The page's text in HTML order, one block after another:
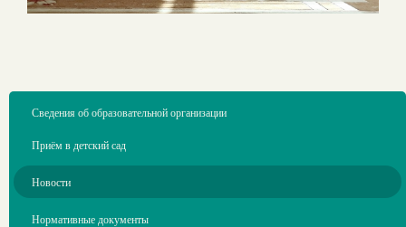
Сведения об образовательной организации
Приём в детский сад
Новости
Нормативные документы